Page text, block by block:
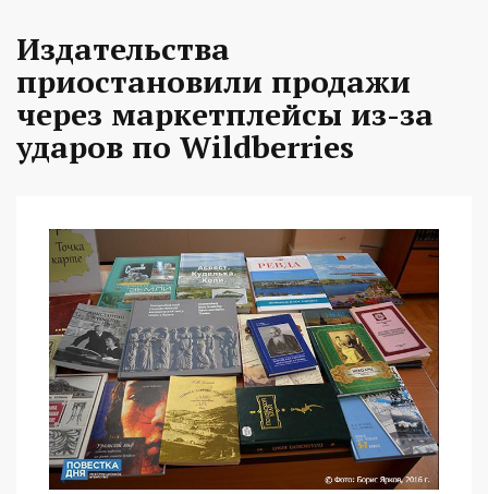
Издательства
приостановили продажи
через маркетплейсы из-за
ударов по Wildberries